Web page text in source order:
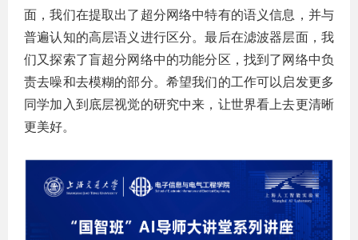
面，我们在提取出了超分网络中特有的语义信息，并与
普遍认知的高层语义进行区分。最后在滤波器层面，我
们又探索了盲超分网络中的功能分区，找到了网络中负
责去噪和去模糊的部分。希望我们的工作可以启发更多
同学加入到底层视觉的研究中来，让世界看上去更清晰
更美好。